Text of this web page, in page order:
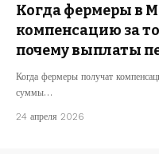
Когда фермеры в
компенсацию за
почему выплаты
Когда фермеры получат
суммы…
24 апреля 2026